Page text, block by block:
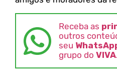
Receba as
outros
seu
grupo do VIVA